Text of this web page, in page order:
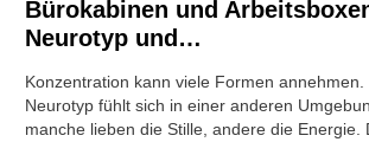
Bürokabinen und
Neurotyp und…
Konzentration kann viele Formen annehmen.
Neurotyp fühlt sich in einer anderen
manche lieben die Stille, andere die Energie.